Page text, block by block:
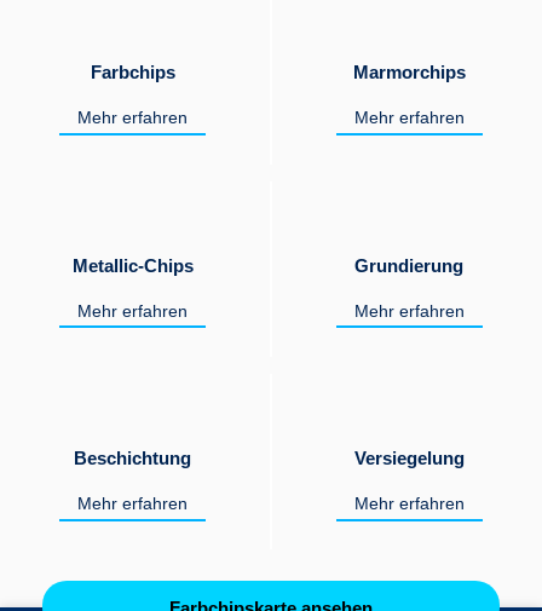
Farbchips
Mehr erfahren
Marmorchips
Mehr erfahren
Metallic-Chips
Mehr erfahren
Grundierung
Mehr erfahren
Beschichtung
Mehr erfahren
Versiegelung
Mehr erfahren